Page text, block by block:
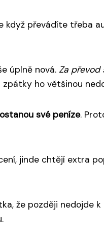
když převádíte třeba
úplně nová. Za převod
ho většinou
své peníze.
jinde chtějí extra
že později nedojde